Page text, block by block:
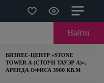
Найти
БИЗНЕС-ЦЕНТР «STONE
TOWER А (СТОУН ТАУЭР А)»,
АРЕНДА ОФИСА 3900 КВ.М